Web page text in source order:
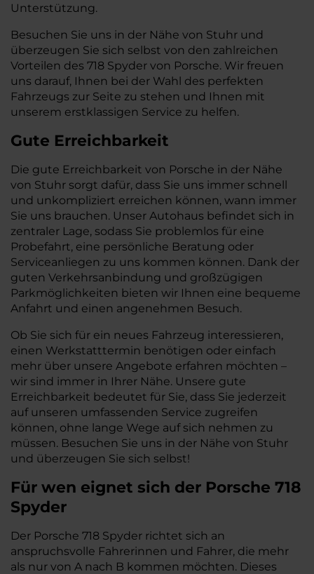
Unterstützung.
Besuchen Sie uns in der Nähe von Stuhr und
überzeugen Sie sich selbst von den zahlreichen
Vorteilen des 718 Spyder von Porsche. Wir freuen
uns darauf, Ihnen bei der Wahl des perfekten
Fahrzeugs zur Seite zu stehen und Ihnen mit
unserem erstklassigen Service zu helfen.
Gute Erreichbarkeit
Die gute Erreichbarkeit von Porsche in der Nähe
von Stuhr sorgt dafür, dass Sie uns immer schnell
und unkompliziert erreichen können, wann immer
Sie uns brauchen. Unser Autohaus befindet sich in
zentraler Lage, sodass Sie problemlos für eine
Probefahrt, eine persönliche Beratung oder
Serviceanliegen zu uns kommen können. Dank der
guten Verkehrsanbindung und großzügigen
Parkmöglichkeiten bieten wir Ihnen eine bequeme
Anfahrt und einen angenehmen Besuch.
Ob Sie sich für ein neues Fahrzeug interessieren,
einen Werkstatttermin benötigen oder einfach
mehr über unsere Angebote erfahren möchten –
wir sind immer in Ihrer Nähe. Unsere gute
Erreichbarkeit bedeutet für Sie, dass Sie jederzeit
auf unseren umfassenden Service zugreifen
können, ohne lange Wege auf sich nehmen zu
müssen. Besuchen Sie uns in der Nähe von Stuhr
und überzeugen Sie sich selbst!
Für wen eignet sich der Porsche 718
Spyder
Der Porsche 718 Spyder richtet sich an
anspruchsvolle Fahrerinnen und Fahrer, die mehr
als nur von A nach B kommen möchten. Dieses